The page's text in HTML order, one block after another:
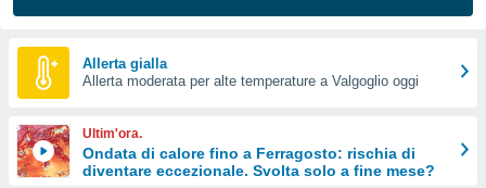
di
Web
le
Allerta gialla
Allerta moderata per alte temperature a Valgoglio oggi
Ultim'ora.
Ondata di calore fino a Ferragosto: rischia di
diventare eccezionale. Svolta solo a fine mese?